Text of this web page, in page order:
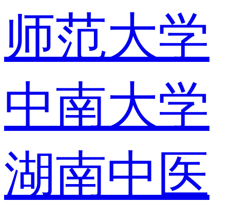
师范大学
中南大学
湖南中医